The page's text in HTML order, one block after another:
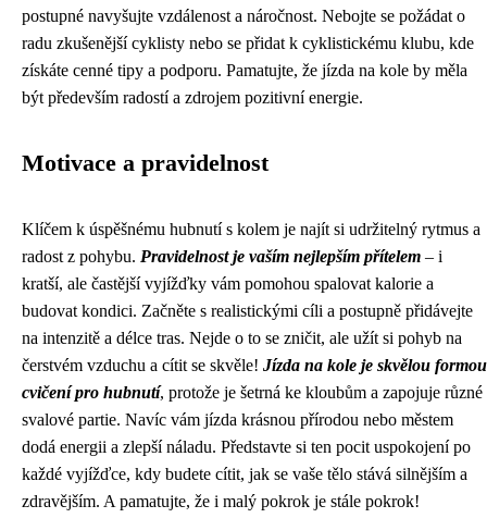
postupné navyšujte vzdálenost a náročnost. Nebojte se požádat o
radu zkušenější cyklisty nebo se přidat k cyklistickému klubu, kde
získáte cenné tipy a podporu. Pamatujte, že jízda na kole by měla
být především radostí a zdrojem pozitivní energie.
Motivace a pravidelnost
Klíčem k úspěšnému hubnutí s kolem je najít si udržitelný rytmus a
radost z pohybu. Pravidelnost je vaším nejlepším přítelem – i
kratší, ale častější vyjížďky vám pomohou spalovat kalorie a
budovat kondici. Začněte s realistickými cíli a postupně přidávejte
na intenzitě a délce tras. Nejde o to se zničit, ale užít si pohyb na
čerstvém vzduchu a cítit se skvěle! Jízda na kole je skvělou formou
cvičení pro hubnutí, protože je šetrná ke kloubům a zapojuje různé
svalové partie. Navíc vám jízda krásnou přírodou nebo městem
dodá energii a zlepší náladu. Představte si ten pocit uspokojení po
každé vyjížďce, kdy budete cítit, jak se vaše tělo stává silnějším a
zdravějším. A pamatujte, že i malý pokrok je stále pokrok!